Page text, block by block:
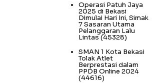
Operasi Patuh Jaya
2025 di Bekasi
Dimulai Hari Ini, Simak
7 Sasaran Utama
Pelanggaran Lalu
Lintas(45328)
SMAN 1 Kota Bekasi
Tolak Atlet
Berprestasi dalam
PPDB Online 2024
(44616)